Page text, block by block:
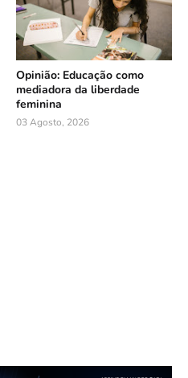
Opinião: Educação como
mediadora da liberdade
feminina
03 Agosto, 2026